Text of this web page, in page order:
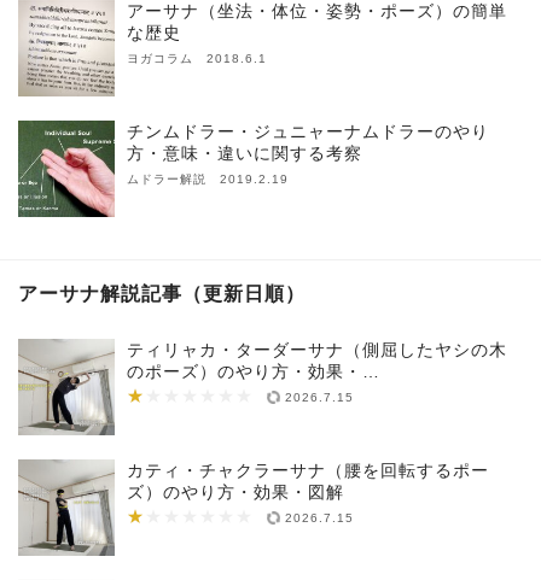
アーサナ（坐法・体位・姿勢・ポーズ）の簡単
な歴史
ヨガコラム 2018.6.1
チンムドラー・ジュニャーナムドラーのやり
方・意味・違いに関する考察
ムドラー解説 2019.2.19
アーサナ解説記事（更新日順）
ティリャカ・ターダーサナ（側屈したヤシの木
のポーズ）のやり方・効果・…
★
★★★★★★★ 2026.7.15
カティ・チャクラーサナ（腰を回転するポー
ズ）のやり方・効果・図解
★
★★★★★★★ 2026.7.15